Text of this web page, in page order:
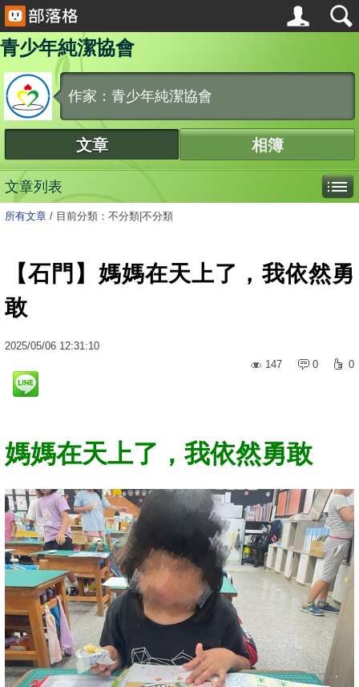
青少年純潔協會
作家：青少年純潔協會
文章 相簿
文章列表
所有文章 / 目前分類：不分類|不分類
【石門】媽媽在天上了，我依然勇
敢
2025/05/06 12:31:10
147
0 0
媽媽在天上了，我依然勇敢